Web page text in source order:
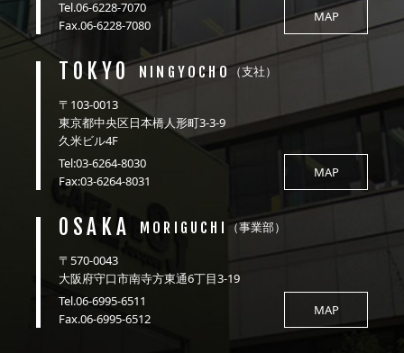
Tel.06-6228-7070
Fax.06-6228-7080
MAP
TOKYO NINGYOCHO（支社）
〒103-0013
東京都中央区日本橋人形町3-3-9
久米ビル4F
Tel:03-6264-8030
Fax:03-6264-8031
MAP
OSAKA MORIGUCHI （事業部）
〒570-0043
大阪府守口市南寺方東通6丁目3-19
Tel.06-6995-6511
Fax.06-6995-6512
MAP